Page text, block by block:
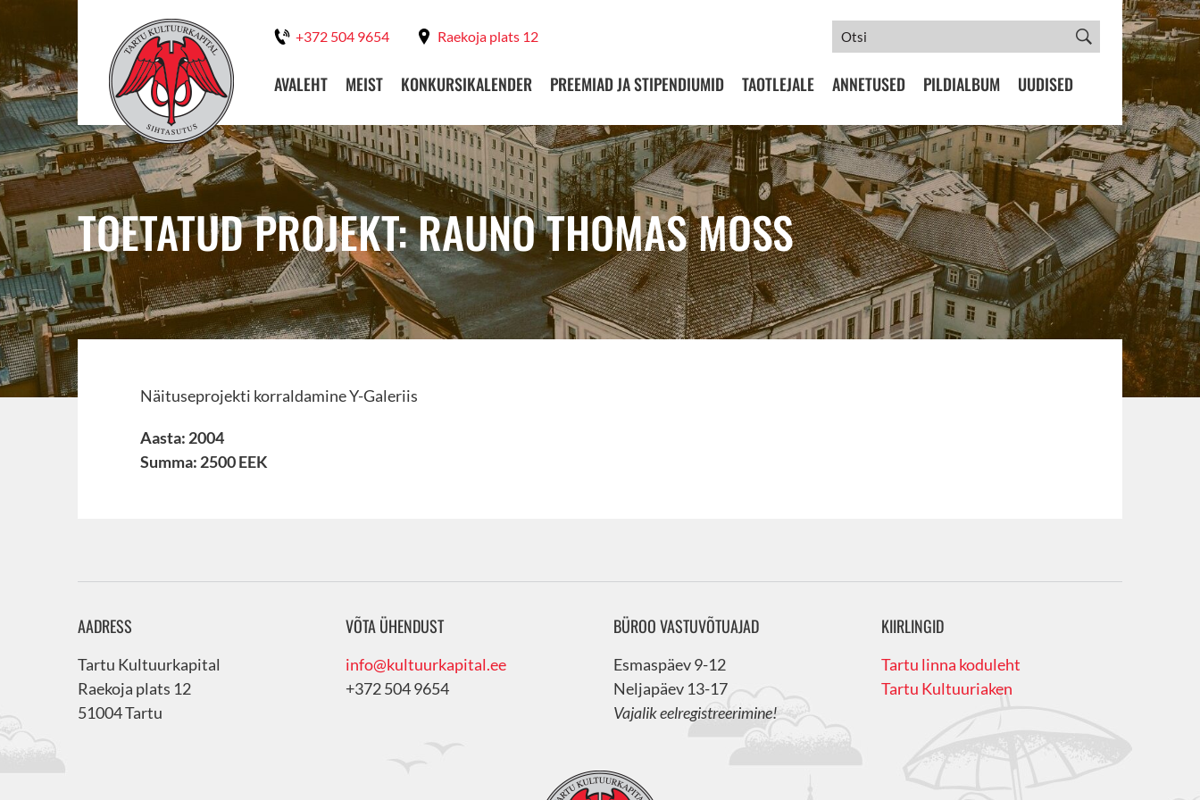
+372 504 9654 Raekoja plats 12
AVALEHT MEIST KONKURSIKALENDER PREEMIAD JA STIPENDIUMID TAOTLEJALE ANNETUSED PILDIALBUM UUDISED
TOETATUD PROJEKT: RAUNO THOMAS MOSS
Näituseprojekti korraldamine Y-Galeriis
Aasta: 2004
Summa: 2500 EEK
AADRESS
Tartu Kultuurkapital
Raekoja plats 12
51004 Tartu
VÕTA ÜHENDUST
info@kultuurkapital.ee
+372 504 9654
BÜROO VASTUVÕTUAJAD
Esmaspäev 9-12
Neljapäev 13-17
Vajalik eelregistreerimine!
KIIRLINGID
Tartu linna koduleht
Tartu Kultuuriaken